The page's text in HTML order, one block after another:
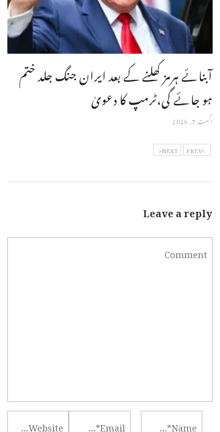
آبنائے ہرمز کھلنے کے بعد ایران جنگ جلد ختم
ہو جائے گی،ٹرمپ کا دعویٰ
اگست 7, 2026
PREV
NEXT
Leave a reply